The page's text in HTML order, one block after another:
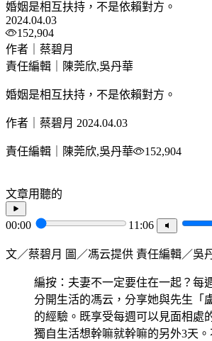
婚姻是相互扶持，不是依賴對方。
2024.04.03
152,904
作者｜蔡碧月
責任編輯｜陳莞欣,吳丹華
婚姻是相互扶持，不是依賴對方。
作者｜蔡碧月 2024.04.03
責任編輯｜陳莞欣,吳丹華 152,904
文章用聽的
00:00 11:06
文／蔡碧月 圖／馮云提供 責任編輯／吳
編按：夫妻不一定要住在一起？每
分開生活的馮云，分享她與先生「
的經驗。既享受每週可以見面相處
獨自生活想幹嘛就幹嘛的另外3天